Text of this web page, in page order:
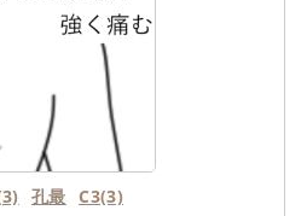
孔最 C3(3)